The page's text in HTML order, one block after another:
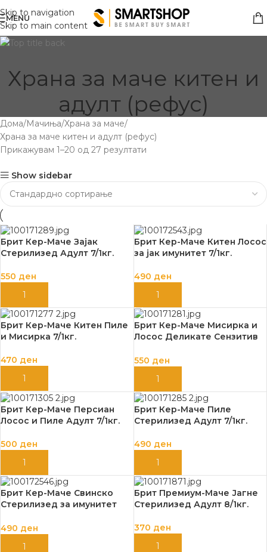
Skip to navigation
Skip to main content
MENU
Храна за маче китен и
адулт (рефус)
Дома Мачиња Храна за маче
Храна за маче китен и адулт (рефус)
Прикажувам 1–20 од 27 резултати
Show sidebar
Брит Кер-Маче Зајак
Стерилизед Адулт 7/1кг.
550 ден
ДОДАЈ ВО КОШНИЦА
Брит Кер-Маче Китен Лосос
за јак имунитет 7/1кг.
490 ден
ДОДАЈ ВО КОШНИЦА
Брит Кер-Маче Китен Пиле
и Мисирка 7/1кг.
470 ден
ДОДАЈ ВО КОШНИЦА
Брит Кер-Маче Мисирка и
Лосос Деликате Сензитив
550 ден
ДОДАЈ ВО КОШНИЦА
Брит Кер-Маче Персиан
Лосос и Пиле Адулт 7/1кг.
500 ден
ДОДАЈ ВО КОШНИЦА
Брит Кер-Маче Пиле
Стерилизед Адулт 7/1кг.
490 ден
ДОДАЈ ВО КОШНИЦА
Брит Кер-Маче Свинско
Стерилизед за имунитет
490 ден
ДОДАЈ ВО КОШНИЦА
Брит Премиум-Маче Јагне
Стерилизед Адулт 8/1кг.
370 ден
ДОДАЈ ВО КОШНИЦА